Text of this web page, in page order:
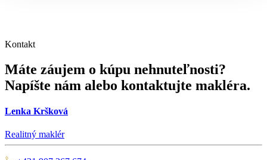
Kontakt
Máte záujem o kúpu nehnuteľnosti?
Napíšte nám alebo kontaktujte makléra.
Lenka Kršková
Realitný maklér